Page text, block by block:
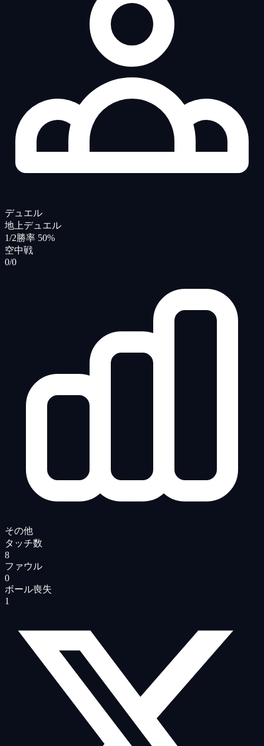
デュエル
地上デュエル
1/2勝率 50%
空中戦
0/0
その他
タッチ数
8
ファウル
0
ボール喪失
1